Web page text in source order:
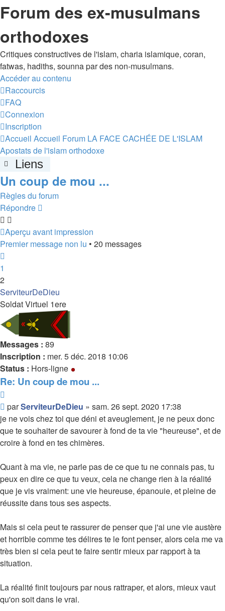
Forum des ex-musulmans
orthodoxes
Critiques constructives de l'islam, charia islamique, coran,
fatwas, hadiths, sounna par des non-musulmans.
Accéder au contenu
Raccourcis
FAQ
Connexion
Inscription
Accueil Accueil Forum LA FACE CACHÉE DE L'ISLAM
Apostats de l'islam orthodoxe
Liens
Un coup de mou ...
Règles du forum
Répondre
Aperçu avant impression
Premier message non lu • 20 messages
1
2
ServiteurDeDieu
Soldat Virtuel 1ere
Messages : 89
Inscription : mer. 5 déc. 2018 10:06
Status : Hors-ligne
Re: Un coup de mou ...
Message
non
lu
parServiteurDeDieu » sam. 26 sept. 2020 17:38
je ne vois chez toi que déni et aveuglement, je ne peux donc
que te souhaiter de savourer à fond de ta vie "heureuse", et de
croire à fond en tes chimères.
Quant à ma vie, ne parle pas de ce que tu ne connais pas, tu
peux en dire ce que tu veux, cela ne change rien à la réalité
que je vis vraiment: une vie heureuse, épanouie, et pleine de
réussite dans tous ses aspects.
Mais si cela peut te rassurer de penser que j'ai une vie austère
et horrible comme tes délires te le font penser, alors cela me va
très bien si cela peut te faire sentir mieux par rapport à ta
situation.
La réalité finit toujours par nous rattraper, et alors, mieux vaut
qu'on soit dans le vrai.